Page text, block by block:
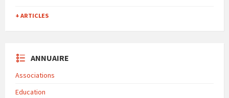
+ ARTICLES
ANNUAIRE
Associations
Education